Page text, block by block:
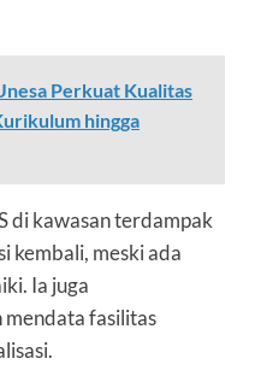
Perkuat Kualitas
hingga
di kawasan terdampak
kembali, meski ada
Ia juga
fasilitas